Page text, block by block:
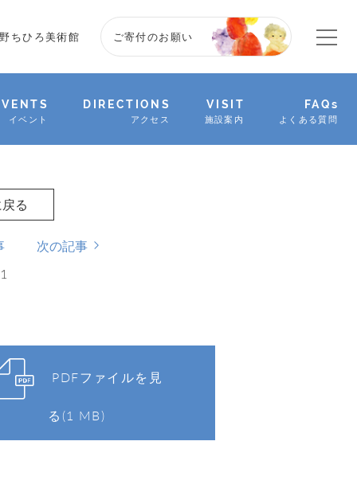
ちひろ美術館 ご寄付のお願い
イベント
DIRECTIONS
アクセス
VISIT
施設案内
FAQs
よくある質問
る
次の記事
PDFファイルを見
る(1 MB)